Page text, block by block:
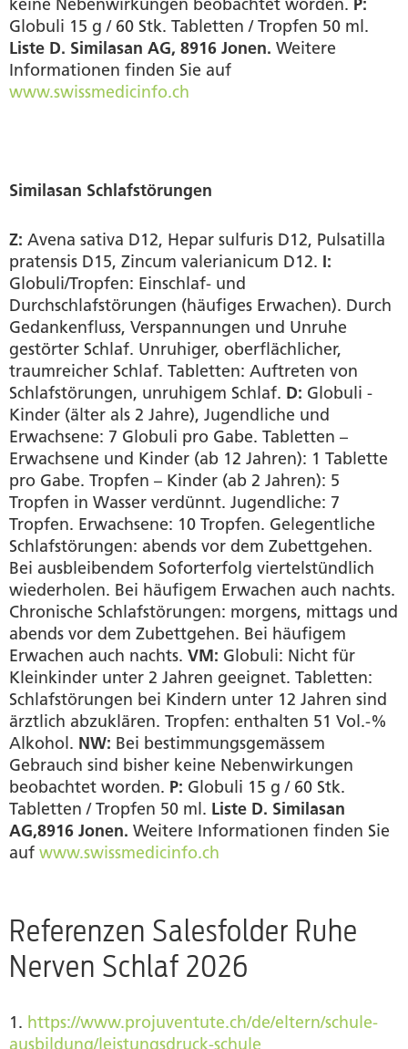
keine Nebenwirkungen beobachtet worden. P:
Globuli 15 g / 60 Stk. Tabletten / Tropfen 50 ml.
Liste D. Similasan AG, 8916 Jonen. Weitere
Informationen finden Sie auf
www.swissmedicinfo.ch
Similasan Schlafstörungen
Z: Avena sativa D12, Hepar sulfuris D12, Pulsatilla
pratensis D15, Zincum valerianicum D12. I:
Globuli/Tropfen: Einschlaf- und
Durchschlafstörungen (häufiges Erwachen). Durch
Gedankenfluss, Verspannungen und Unruhe
gestörter Schlaf. Unruhiger, oberflächlicher,
traumreicher Schlaf. Tabletten: Auftreten von
Schlafstörungen, unruhigem Schlaf. D: Globuli -
Kinder (älter als 2 Jahre), Jugendliche und
Erwachsene: 7 Globuli pro Gabe. Tabletten –
Erwachsene und Kinder (ab 12 Jahren): 1 Tablette
pro Gabe. Tropfen – Kinder (ab 2 Jahren): 5
Tropfen in Wasser verdünnt. Jugendliche: 7
Tropfen. Erwachsene: 10 Tropfen. Gelegentliche
Schlafstörungen: abends vor dem Zubettgehen.
Bei ausbleibendem Soforterfolg viertelstündlich
wiederholen. Bei häufigem Erwachen auch nachts.
Chronische Schlafstörungen: morgens, mittags und
abends vor dem Zubettgehen. Bei häufigem
Erwachen auch nachts. VM: Globuli: Nicht für
Kleinkinder unter 2 Jahren geeignet. Tabletten:
Schlafstörungen bei Kindern unter 12 Jahren sind
ärztlich abzuklären. Tropfen: enthalten 51 Vol.-%
Alkohol. NW: Bei bestimmungsgemässem
Gebrauch sind bisher keine Nebenwirkungen
beobachtet worden. P: Globuli 15 g / 60 Stk.
Tabletten / Tropfen 50 ml. Liste D. Similasan
AG,8916 Jonen. Weitere Informationen finden Sie
auf www.swissmedicinfo.ch
Referenzen Salesfolder Ruhe
Nerven Schlaf 2026
1. https://www.projuventute.ch/de/eltern/schule-
ausbildung/leistungsdruck-schule